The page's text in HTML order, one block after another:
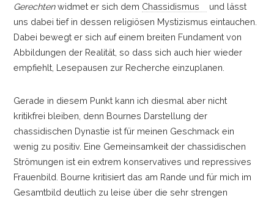
Gerechtenwidmet er sich dem Chassidismus
und lässt
uns dabei tief in dessen religiösen Mystizismus eintauchen.
Dabei bewegt er sich auf einem breiten Fundament von
Abbildungen der Realität, so dass sich auch hier wieder
empfiehlt, Lesepausen zur Recherche einzuplanen.
Gerade in diesem Punkt kann ich diesmal aber nicht
kritikfrei bleiben, denn Bournes Darstellung der
chassidischen Dynastie ist für meinen Geschmack ein
wenig zu positiv. Eine Gemeinsamkeit der chassidischen
Strömungen ist ein extrem konservatives und repressives
Frauenbild. Bourne kritisiert das am Rande und für mich im
Gesamtbild deutlich zu leise über die sehr strengen